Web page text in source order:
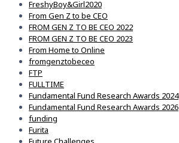
FreshyBoy&Girl2020
From Gen Z to be CEO
FROM GEN Z TO BE CEO 2022
FROM GEN Z TO BE CEO 2023
From Home to Online
fromgenztobeceo
FTP
FULLTIME
Fundamental Fund Research Awards 2024
Fundamental Fund Research Awards 2026
funding
Furita